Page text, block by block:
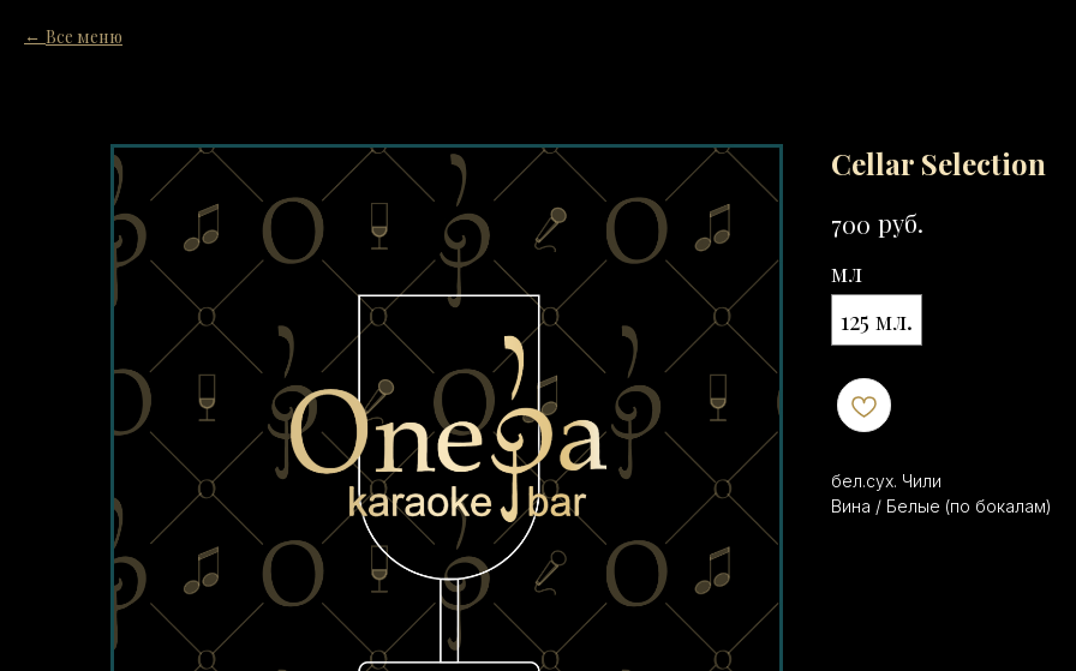
Все меню
Cellar Selection
700 руб.
мл
125 мл.
бел.сух. Чили
Вина / Белые (по бокалам)